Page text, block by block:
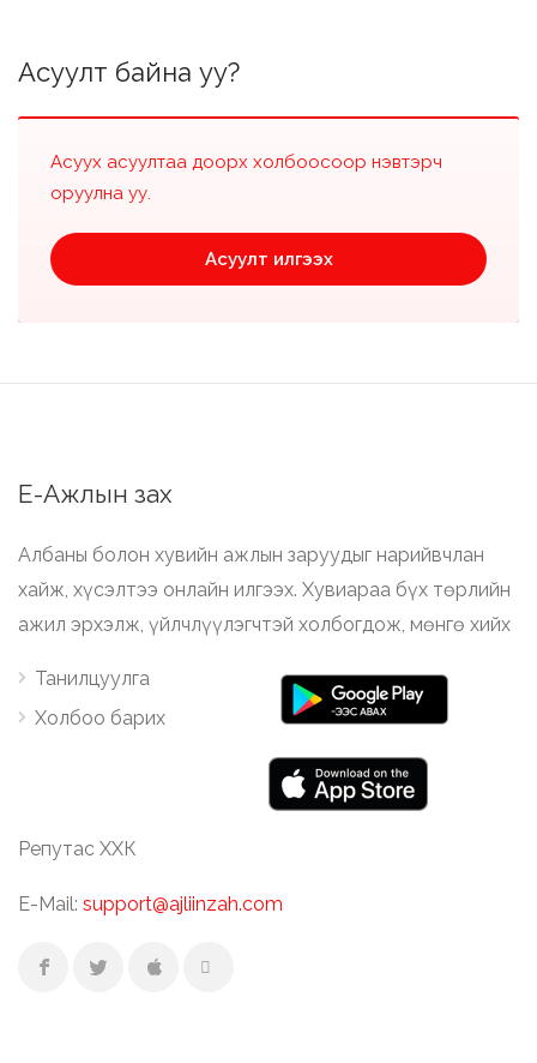
Асуулт байна уу?
Асуух асуултаа доорх холбоосоор нэвтэрч
оруулна уу.
Асуулт илгээх
Е-Ажлын зах
Албаны болон хувийн ажлын заруудыг нарийвчлан
хайж, хүсэлтээ онлайн илгээх. Хувиараа бүх төрлийн
ажил эрхэлж, үйлчлүүлэгчтэй холбогдож, мөнгө хийх
Танилцуулга
Холбоо барих
Репутас ХХК
E-Mail: support@ajliinzah.com